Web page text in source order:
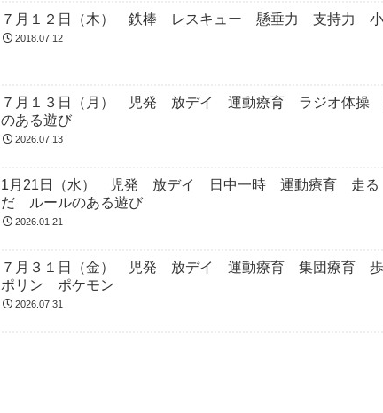
７月１２日（木） 鉄棒 レスキュー 懸垂力 支持力 小
2018.07.12
７月１３日（月） 児発 放デイ 運動療育 ラジオ体
のある遊び
2026.07.13
1月21日（水） 児発 放デイ 日中一時 運動療育 走る
だ ルールのある遊び
2026.01.21
７月３１日（金） 児発 放デイ 運動療育 集団療育
ポリン ポケモン
2026.07.31